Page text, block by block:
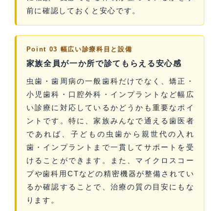
前に確認しておくと安心です。
Point 03 幅広い診療科目と設備
家族全員が一か所で診てもらえる安心感
虫歯・歯周病の一般歯科だけでなく、矯正・
小児歯科・口腔外科・インプラントなど幅広
い診療に対応しているかどうかも重要なポイ
ントです。特に、家族みんなで通える歯医者
であれば、子どもの虫歯から親世代の入れ
歯・インプラントまで一貫してサポートを受
けることができます。また、マイクロスコー
プや歯科用CTなどの精密機器が整備されてい
るか確認することで、治療の質の目安にもな
ります。